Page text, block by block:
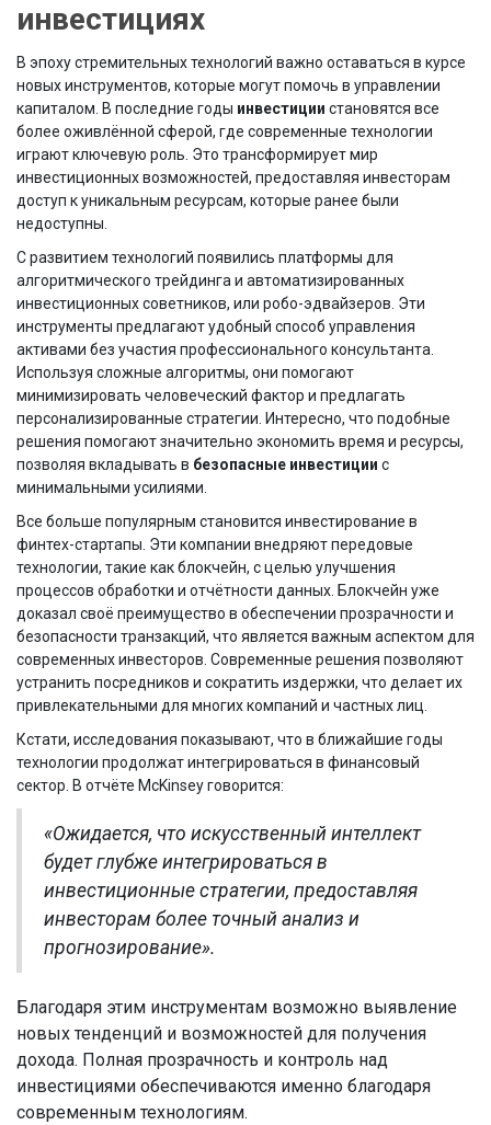
инвестициях
В эпоху стремительных технологий важно оставаться в курсе
новых инструментов, которые могут помочь в управлении
капиталом. В последние годы инвестиции становятся все
более оживлённой сферой, где современные технологии
играют ключевую роль. Это трансформирует мир
инвестиционных возможностей, предоставляя инвесторам
доступ к уникальным ресурсам, которые ранее были
недоступны.
С развитием технологий появились платформы для
алгоритмического трейдинга и автоматизированных
инвестиционных советников, или робо-эдвайзеров. Эти
инструменты предлагают удобный способ управления
активами без участия профессионального консультанта.
Используя сложные алгоритмы, они помогают
минимизировать человеческий фактор и предлагать
персонализированные стратегии. Интересно, что подобные
решения помогают значительно экономить время и ресурсы,
позволяя вкладывать в безопасные инвестиции с
минимальными усилиями.
Все больше популярным становится инвестирование в
финтех-стартапы. Эти компании внедряют передовые
технологии, такие как блокчейн, с целью улучшения
процессов обработки и отчётности данных. Блокчейн уже
доказал своё преимущество в обеспечении прозрачности и
безопасности транзакций, что является важным аспектом для
современных инвесторов. Современные решения позволяют
устранить посредников и сократить издержки, что делает их
привлекательными для многих компаний и частных лиц.
Кстати, исследования показывают, что в ближайшие годы
технологии продолжат интегрироваться в финансовый
сектор. В отчёте McKinsey говорится:
«Ожидается, что искусственный интеллект
будет глубже интегрироваться в
инвестиционные стратегии, предоставляя
инвесторам более точный анализ и
прогнозирование».
Благодаря этим инструментам возможно выявление
новых тенденций и возможностей для получения
дохода. Полная прозрачность и контроль над
инвестициями обеспечиваются именно благодаря
современным технологиям.